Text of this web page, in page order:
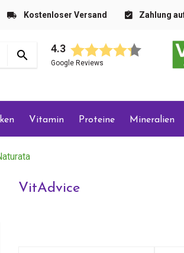
Kostenloser Versand Zahlung
4.3
Google Reviews
Vitamin Proteine Mineralien
VitAdvice